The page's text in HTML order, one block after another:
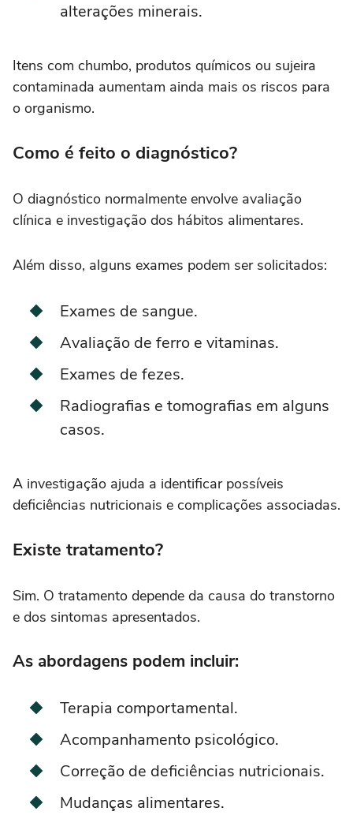
alterações minerais.
Itens com chumbo, produtos químicos ou sujeira
contaminada aumentam ainda mais os riscos para
o organismo.
Como é feito o diagnóstico?
O diagnóstico normalmente envolve avaliação
clínica e investigação dos hábitos alimentares.
Além disso, alguns exames podem ser solicitados:
Exames de sangue.
Avaliação de ferro e vitaminas.
Exames de fezes.
Radiografias e tomografias em alguns
casos.
A investigação ajuda a identificar possíveis
deficiências nutricionais e complicações associadas.
Existe tratamento?
Sim. O tratamento depende da causa do transtorno
e dos sintomas apresentados.
As abordagens podem incluir:
Terapia comportamental.
Acompanhamento psicológico.
Correção de deficiências nutricionais.
Mudanças alimentares.